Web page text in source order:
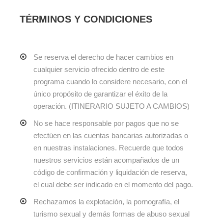
TÉRMINOS Y CONDICIONES
Se reserva el derecho de hacer cambios en
cualquier servicio ofrecido dentro de este
programa cuando lo considere necesario, con el
único propósito de garantizar el éxito de la
operación. (ITINERARIO SUJETO A CAMBIOS)
No se hace responsable por pagos que no se
efectúen en las cuentas bancarias autorizadas o
en nuestras instalaciones. Recuerde que todos
nuestros servicios están acompañados de un
código de confirmación y liquidación de reserva,
el cual debe ser indicado en el momento del pago.
Rechazamos la explotación, la pornografía, el
turismo sexual y demás formas de abuso sexual